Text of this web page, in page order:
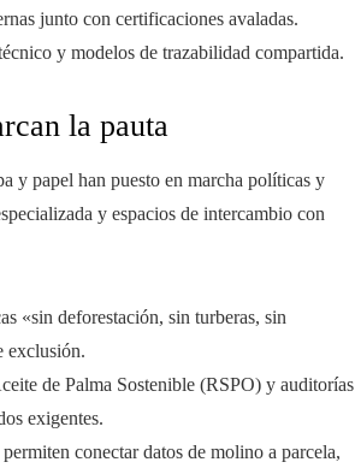
junto con certificaciones avaladas.
y modelos de trazabilidad compartida.
la pauta
y papel han puesto en marcha políticas y
y espacios de intercambio con
«sin deforestación, sin turberas, sin
exclusión.
de Palma Sostenible (RSPO) y auditorías
exigentes.
conectar datos de molino a parcela,